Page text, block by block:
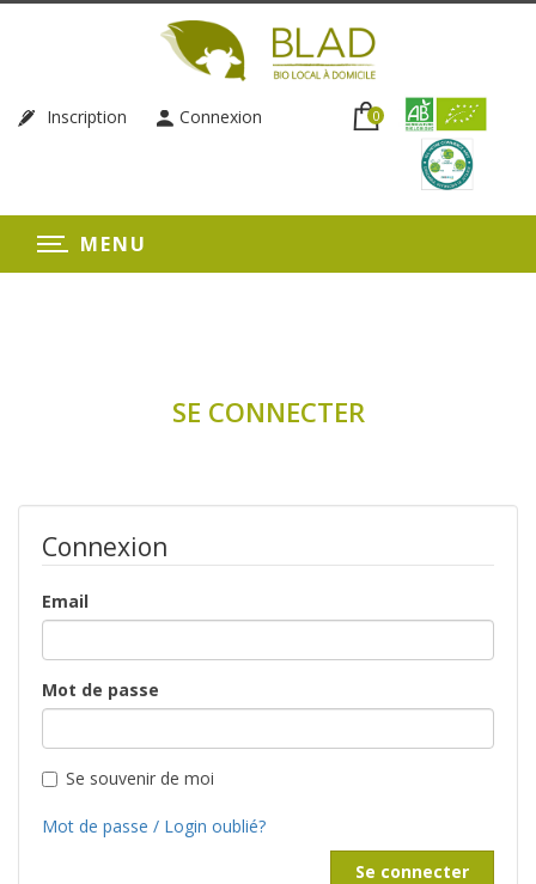
Inscription Connexion 0
MENU
SE CONNECTER
Connexion
Email
Mot de passe
Se souvenir de moi
Mot de passe / Login oublié?
Se connecter